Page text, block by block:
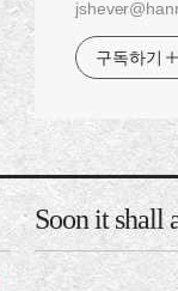
구독하기
Soon it shall